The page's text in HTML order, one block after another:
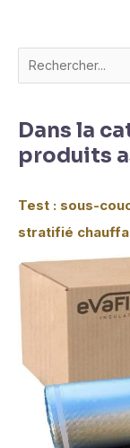
Dans la
produits
Test : sous-
stratifié